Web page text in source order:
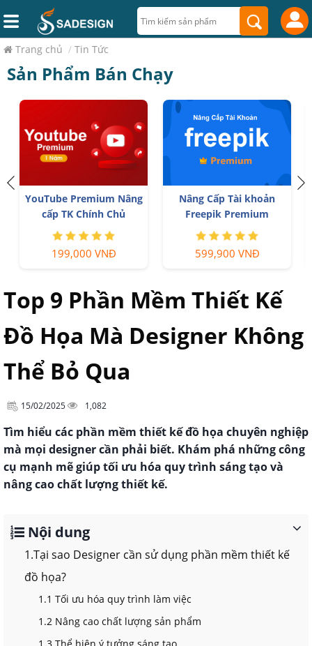
Trang chủ / Tin Tức
Sản Phẩm Bán Chạy
YouTube Premium Nâng
cấp TK Chính Chủ
199,000 VNĐ
Nâng Cấp Tài khoản
Freepik Premium
599,900 VNĐ
Top 9 Phần Mềm Thiết Kế
Đồ Họa Mà Designer Không
Thể Bỏ Qua
15/02/2025 1,082
Tìm hiểu các phần mềm thiết kế đồ họa chuyên nghiệp
mà mọi designer cần phải biết. Khám phá những công
cụ mạnh mẽ giúp tối ưu hóa quy trình sáng tạo và
nâng cao chất lượng thiết kế.
Nội dung
1.Tại sao Designer cần sử dụng phần mềm thiết kế
đồ họa?
1.1 Tối ưu hóa quy trình làm việc
1.2 Nâng cao chất lượng sản phẩm
1.3 Thể hiện ý tưởng sáng tạo